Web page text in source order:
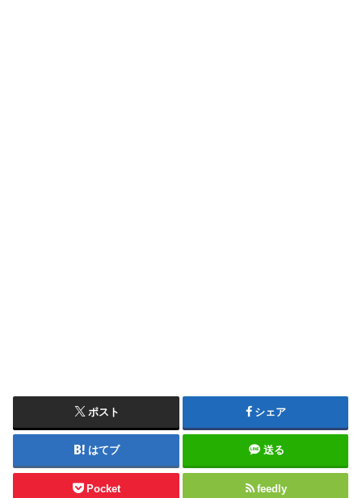
ポスト シェア
はてブ 送る
Pocket feedly